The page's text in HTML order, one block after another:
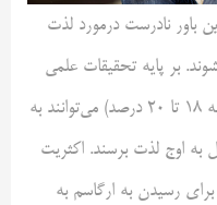
باور نادرست درمورد لذت
بر پایه تحقیقات علمی
متعدد، تنها درصد کمی از زنان (نزدیک به ۱۸ تا ۲۰ درصد) می‌توانند به
به اوج لذت برسند. اکثریت
زنان (بیشتر از ۷۰ درصد) برای رسیدن به ارگاسم به